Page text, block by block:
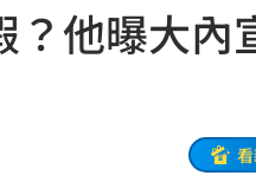
他曝大內